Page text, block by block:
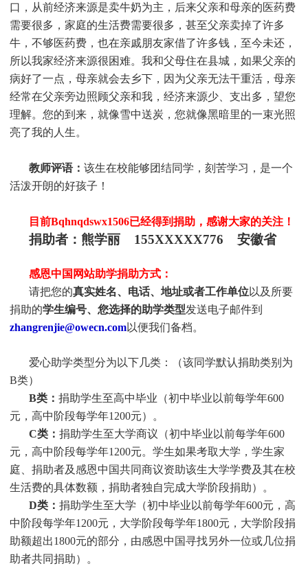
口，从前经济来源是卖牛奶为主，后来父亲和母亲的医药费
需要很多，家庭的生活费需要很多，甚至父亲卖掉了许多
牛，不够医药费，也在亲戚朋友家借了许多钱，至今未还，
所以我家经济来源很困难。我和父母住在县城，如果父亲的
病好了一点，母亲就会去乡下，因为父亲无法干重活，母亲
经常在父亲旁边照顾父亲和我，经济来源少、支出多，望您
理解。您的到来，就像雪中送炭，您就像黑暗里的一束光照
亮了我的人生。
教师评语： 该生在校能够团结同学，刻苦学习，是一个
活泼开朗的好孩子！
目前Bqhnqdswx1506已经得到捐助，感谢大家的关注！
捐助者：熊学丽 155XXXXX776 安徽省
感恩中国网站助学捐助方式：
请把您的真实姓名、电话、地址或者工作单位以及所要
捐助的学生编号、您选择的助学类型发送电子邮件到
zhangrenjie@owecn.com以便我们备档。
爱心助学类型分为以下几类：（该同学默认捐助类别为
B类）
B类： 捐助学生至高中毕业（初中毕业以前每学年600
元，高中阶段每学年1200元）。
C类： 捐助学生至大学商议（初中毕业以前每学年600
元，高中阶段每学年1200元。 学生如果考取大学， 学生家
庭、捐助者及感恩中国共同商议资助该生大学学费及其在校
生活费的具体数额，捐助者独自完成大学阶段捐助）。
D类： 捐助学生至大学（初中毕业以前每学年600元，高
中阶段每学年1200元，大学阶段每学年1800元，大学阶段捐
助额超出1800元的部分，由感恩中国寻找另外一位或几位捐
助者共同捐助）。